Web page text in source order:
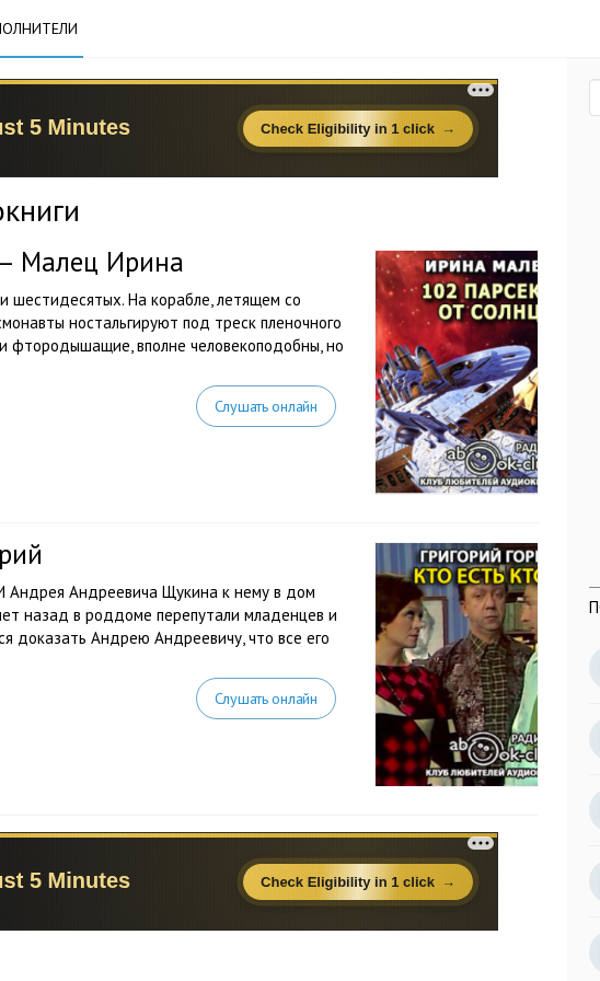
Малец Ирина
шестидесятых. На корабле, летящем со
ностальгируют под треск пленочного
фтородышащие, вполне человекоподобны, но
Слушать онлайн
Андрея Андреевича Щукина к нему в дом
назад в роддоме перепутали младенцев и
доказать Андрею Андреевичу, что все его
Слушать онлайн